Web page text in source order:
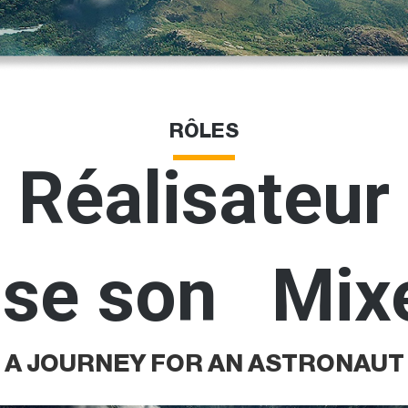
RÔLES
Réalisateur
son
A JOURNEY FOR AN ASTRONAUT